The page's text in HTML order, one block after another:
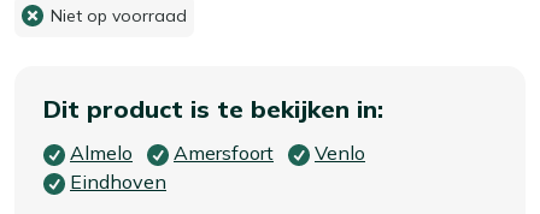
Niet op voorraad
Dit product is te bekijken in:
Almelo Amersfoort
Venlo
Eindhoven